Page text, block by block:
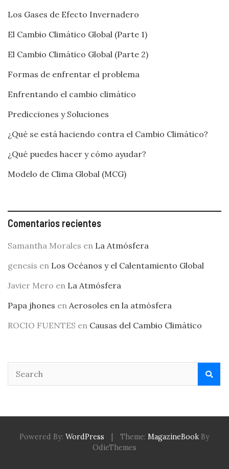
Los Gases de Efecto Invernadero
El Cambio Climático Global (Parte 1)
El Cambio Climático Global (Parte 2)
Formas de enfrentar el problema
Enfrentando el cambio climático
Predicciones y Soluciones
¿Qué se está haciendo contra el Cambio Climático?
¿Qué puedes hacer y cómo ayudar?
Modelo de Clima Global (MCG)
Comentarios recientes
Samantha Morales en La Atmósfera
genesis en Los Océanos y el Calentamiento Global
Javier Mero en La Atmósfera
Papa jhones en Aerosoles en la atmósfera
ROCIO FUENTES en Causas del Cambio Climático
Powered By: WordPress Theme: MagazineBook By
OdieThemes